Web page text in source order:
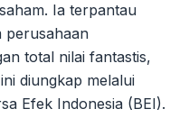
Ia terpantau
perusahaan
total nilai fantastis,
diungkap melalui
Efek Indonesia (BEI).